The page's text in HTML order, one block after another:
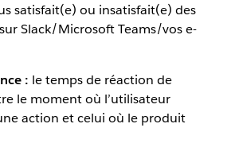
satisfait(e) ou insatisfait(e) des
Slack/Microsoft Teams/vos e-
: le temps de réaction de
le moment où l’utilisateur
action et celui où le produit